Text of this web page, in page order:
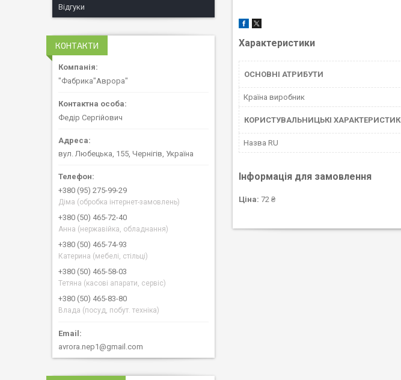
Характеристики
ОСНОВНІ АТРИБУТИ
Країна виробник
КОРИСТУВАЛЬНИЦЬКІ
Назва RU
Інформація для замовлення
Ціна: 72 ₴
Відгуки
КОНТАКТИ
"Фабрика"Аврора"
Федір Сергійович
вул. Любецька, 155, Чернігів, Україна
+380 (95) 275-99-29
Діма (обробка інтернет-замовлень)
+380 (50) 465-72-40
Анна (нержавійка, обладнання)
+380 (50) 465-74-93
Катерина (мебелі, стільці)
+380 (50) 465-58-03
Тетяна (касові апарати, сервіс)
+380 (50) 465-83-80
Влада (посуд, побут. техніка)
avrora.nep1@gmail.com